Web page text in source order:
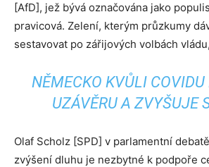
[AfD], jež bývá označována jako
pravicová. Zelení, kterým průzkumy
sestavovat po zářijových volbách
NĚMECKO KVŮLI
UZÁVĚRU A ZVYŠUJE
Olaf Scholz [SPD] v parlamentní
zvýšení dluhu je nezbytné k podpoře